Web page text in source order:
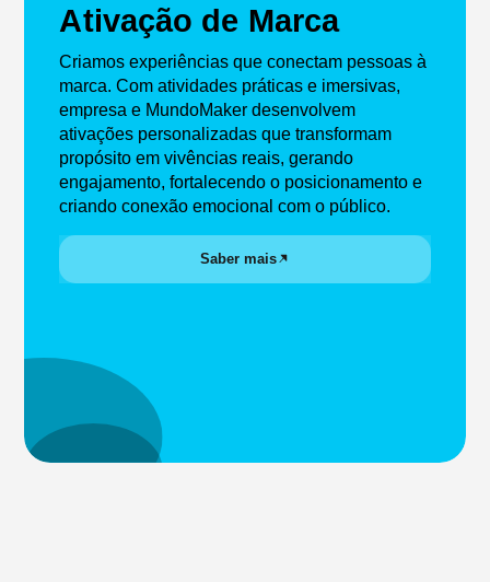
Ativação de Marca
Criamos experiências que conectam pessoas à
marca. Com atividades práticas e imersivas,
empresa e MundoMaker desenvolvem
ativações personalizadas que transformam
propósito em vivências reais, gerando
engajamento, fortalecendo o posicionamento e
criando conexão emocional com o público.
Saber mais